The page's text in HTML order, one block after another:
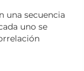
una secuencia
uno se